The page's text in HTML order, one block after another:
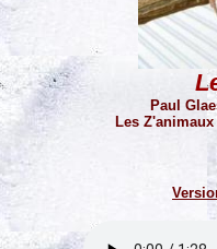
Paul
Les